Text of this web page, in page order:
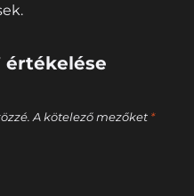
értékelése
A kötelező mezőket *